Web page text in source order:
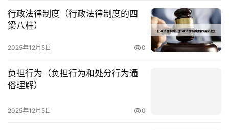
行政法律制度（行政法律制度的四
梁八柱）
2025年12月5日 0
负担行为（负担行为和处分行为通
俗理解）
2025年12月5日 0